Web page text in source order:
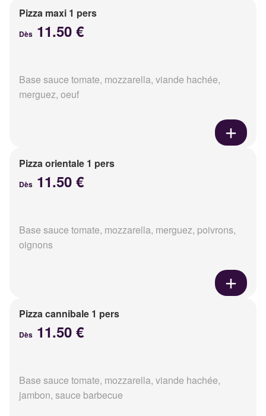
Pizza maxi 1 pers
Dès 11.50 €
Base sauce tomate, mozzarella, viande hachée,
merguez, oeuf
Pizza orientale 1 pers
Dès 11.50 €
Base sauce tomate, mozzarella, merguez, poivrons,
oignons
Pizza cannibale 1 pers
Dès 11.50 €
Base sauce tomate, mozzarella, viande hachée,
jambon, sauce barbecue